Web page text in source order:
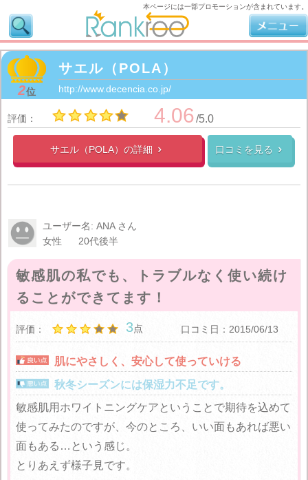
2位
サエル（POLA）
http://www.decencia.co.jp/
評価： 4.06/5.0
サエル（POLA）の詳細  口コミを見る 
ユーザー名: ANA さん
女性
20代後半
敏感肌の私でも、トラブルなく使い続け
ることができてます！
評価： 3点 口コミ日：2015/06/13
肌にやさしく、安心して使っていける
秋冬シーズンには保湿力不足です。
敏感肌用ホワイトニングケアということで期待を込めて
使ってみたのですが、今のところ、いい面もあれば悪い
面もある…という感じ。
とりあえず様子見です。
本ページには一部プロモーションが含まれています。